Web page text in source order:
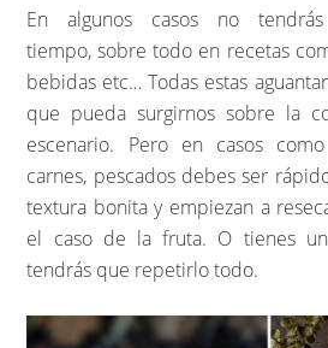
En algunos casos no
tiempo, sobre todo en recetas
bebidas etc… Todas estas
que pueda surgirnos sobre la
escenario. Pero en casos
carnes, pescados debes ser
textura bonita y empiezan a
el caso de la fruta. O tienes
tendrás que repetirlo todo.